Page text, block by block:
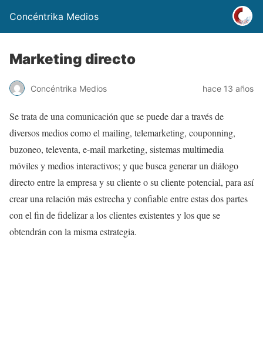
Concéntrika Medios
Marketing directo
Concéntrika Medios hace 13 años
Se trata de una comunicación que se puede dar a través de
diversos medios como el mailing, telemarketing, couponning,
buzoneo, televenta, e-mail marketing, sistemas multimedia
móviles y medios interactivos; y que busca generar un diálogo
directo entre la empresa y su cliente o su cliente potencial, para así
crear una relación más estrecha y confiable entre estas dos partes
con el fin de fidelizar a los clientes existentes y los que se
obtendrán con la misma estrategia.